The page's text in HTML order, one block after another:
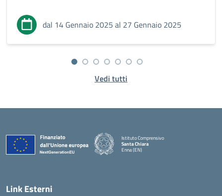
dal 14 Gennaio 2025 al 27 Gennaio 2025
Vedi tutti
Istituto Comprensivo
Santa Chiara
Enna (EN)
Link Esterni